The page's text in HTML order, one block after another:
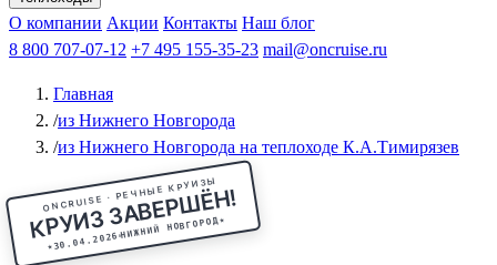
Чебоксарыиз Волгоградаиз Саратова Все города
КазаньВ Нижний НовгородВ ПермьВ Ростов-на-Дону
РыбинскНа СоловкиНа ВалаамПо ОкеПо Енисею
Афанасий Никитин Октябрьская революция
ФединАлександр СвешниковИван
МироновА.С.Попов
О компании Акции Контакты Наш блог
8 800 707-07-12 +7 495 155-35-23 mail@oncruise.ru
Главная
/из Нижнего Новгорода
/из Нижнего Новгорода на теплоходе К.А.Тимирязев
ONCRUISE · РЕЧНЫЕ КРУИЗЫ
КРУИЗ ЗАВЕРШЁН!
★ 30.04.2026
НИЖНИЙ НОВГОРОД★